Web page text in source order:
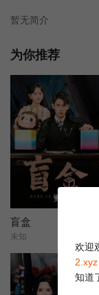
暂无简介
为你推荐
更新第10集
盲盒
未知
欢迎
2.xyz
知道